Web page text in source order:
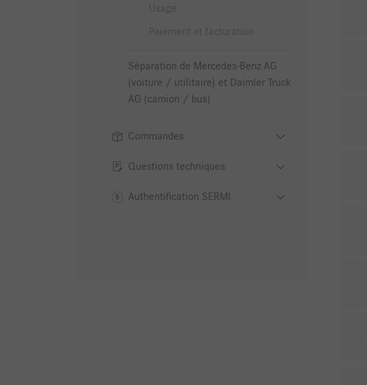
Séparation de Mercedes-Benz AG
(voiture / utilitaire) et Daimler Truck
AG (camion / bus)
Commandes
Questions techniques
Authentification SERMI